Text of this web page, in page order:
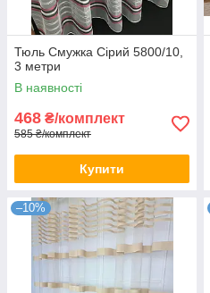
Тюль Смужка Сірий 5800/10,
3 метри
В наявності
468 ₴/комплект
585 ₴/комплект
Купити
–10%